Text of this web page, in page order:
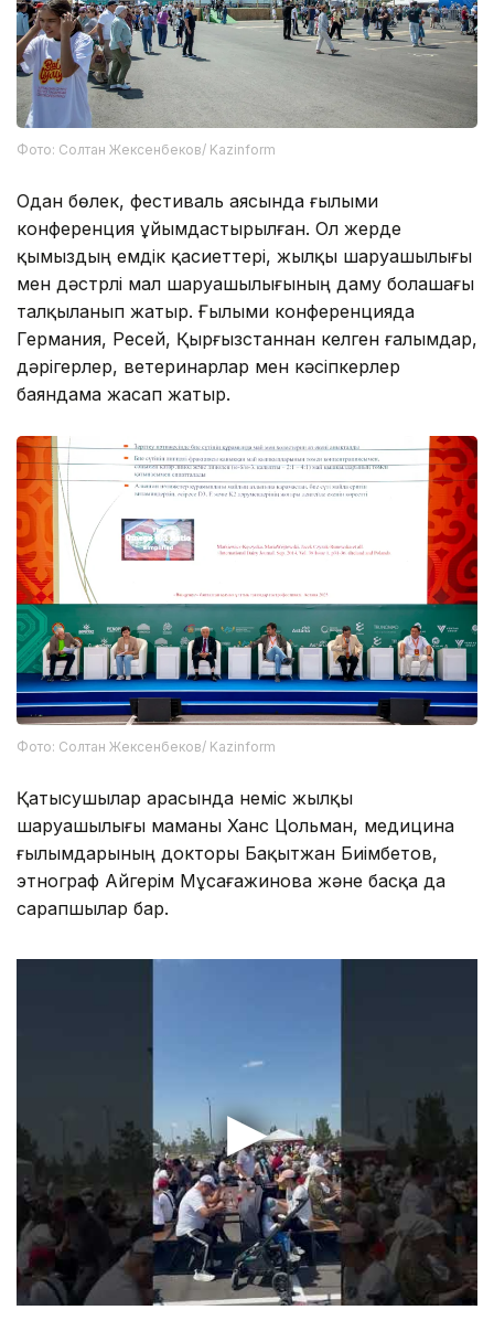
Фото: Солтан Жексенбеков/ Kazinform
Одан бөлек, фестиваль аясында ғылыми
конференция ұйымдастырылған. Ол жерде
қымыздың емдік қасиеттері, жылқы шаруашылығы
мен дәстүрлі мал шаруашылығының даму болашағы
талқыланып жатыр. Ғылыми конференцияда
Германия, Ресей, Қырғызстаннан келген ғалымдар,
дәрігерлер, ветеринарлар мен кәсіпкерлер
баяндама жасап жатыр.
Фото: Солтан Жексенбеков/ Kazinform
Қатысушылар арасында неміс жылқы
шаруашылығы маманы Ханс Цольман, медицина
ғылымдарының докторы Бақытжан Биімбетов,
этнограф Айгерім Мұсағажинова және басқа да
сарапшылар бар.